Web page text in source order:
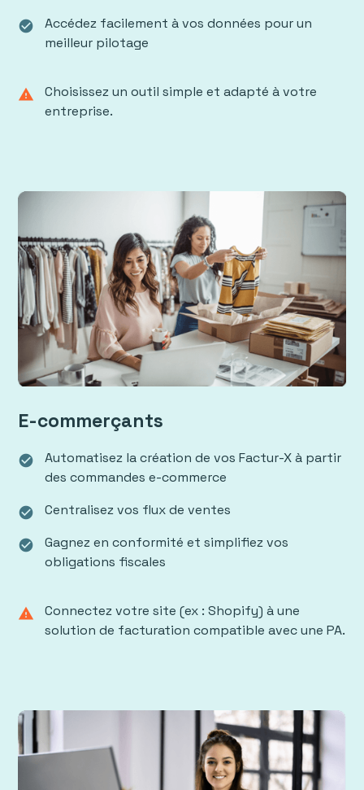
check_circle
Accédez facilement à vos données pour un
meilleur pilotage
warning
Choisissez un outil simple et adapté à votre
entreprise.
E-commerçants
check_circle
Automatisez la création de vos Factur-X à partir
des commandes e-commerce
check_circle Centralisez vos flux de ventes
check_circle
Gagnez en conformité et simplifiez vos
obligations fiscales
warning
Connectez votre site (ex : Shopify) à une
solution de facturation compatible avec une PA.